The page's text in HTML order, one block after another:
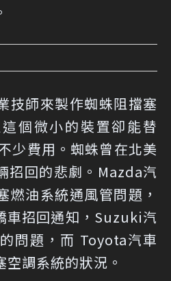
技師來製作蜘蛛阻擋塞
個微小的裝置卻能替
少費用。蜘蛛曾在北美
招回的悲劇。Mazda汽
燃油系統通風管問題，
車招回通知，Suzuki汽
問題，而 Toyota汽車
調系統的狀況。